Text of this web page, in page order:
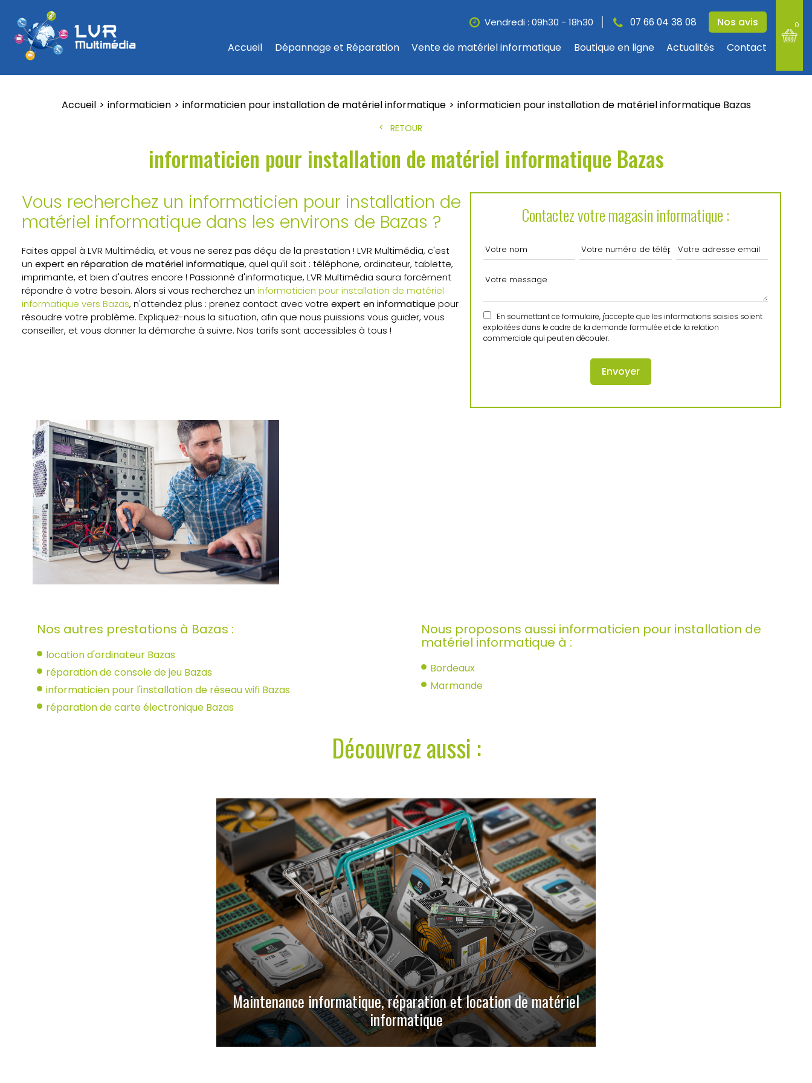
Vendredi : 09h30 - 18h30 07 66 04 38 08
Nos avis
Accueil
Dépannage et Réparation Vente de matériel informatique Boutique en ligne Actualités Contact
0
Accueil informaticien informaticien pour installation de matériel informatique informaticien pour installation de matériel informatique Bazas
RETOUR
informaticien pour installation de matériel informatique Bazas
Vous recherchez un informaticien pour installation de
matériel informatique dans les environs de Bazas ?
Faites appel à LVR Multimédia, et vous ne serez pas déçu de la prestation ! LVR Multimédia, c'est
un expert en réparation de matériel informatique, quel qu'il soit : téléphone, ordinateur, tablette,
imprimante, et bien d'autres encore ! Passionné d'informatique, LVR Multimédia saura forcément
répondre à votre besoin. Alors si vous recherchez un informaticien pour installation de matériel
informatique vers Bazas, n'attendez plus : prenez contact avec votre expert en informatique pour
résoudre votre problème. Expliquez-nous la situation, afin que nous puissions vous guider, vous
conseiller, et vous donner la démarche à suivre. Nos tarifs sont accessibles à tous !
Contactez votre magasin informatique :
En soumettant ce formulaire, j'accepte que les informations saisies soient
exploitées dans le cadre de la demande formulée et de la relation
commerciale qui peut en découler.
Nos autres prestations à Bazas :
location d'ordinateur Bazas
réparation de console de jeu Bazas
informaticien pour l'installation de réseau wifi Bazas
réparation de carte électronique Bazas
Nous proposons aussi informaticien pour installation de
matériel informatique à :
Bordeaux
Marmande
Découvrez aussi :
Maintenance informatique, réparation et location de matériel
informatique